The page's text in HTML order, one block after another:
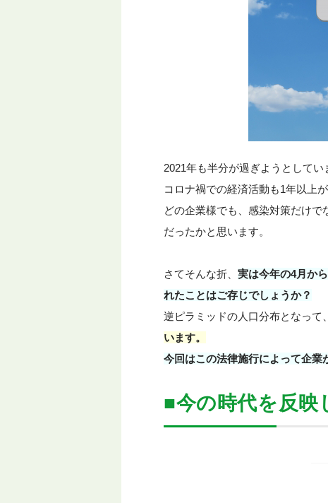
2021年も半分が過ぎようとしてい
コロナ禍での経済活動も1年以上が
どの企業様でも、感染対策だけ
だったかと思います。
さてそんな折、 実は今年の4月か
れたことはご存じでしょうか？
逆ピラミッドの人口分布となって
います。
今回はこの法律施行によって企業
■今の時代を反映